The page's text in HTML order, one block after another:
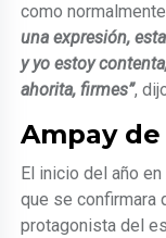
como
una expresión,
y yo estoy
ahorita, firmes”,
Ampay
El inicio del año
que se confirmara
protagonista del